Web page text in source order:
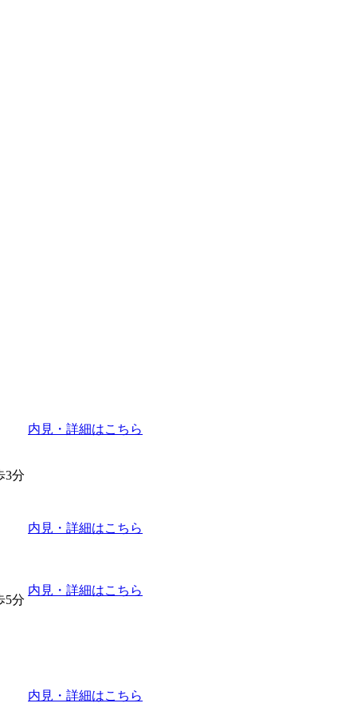
内見・詳細はこちら
3分
内見・詳細はこちら
内見・詳細はこちら
5分
内見・詳細はこちら